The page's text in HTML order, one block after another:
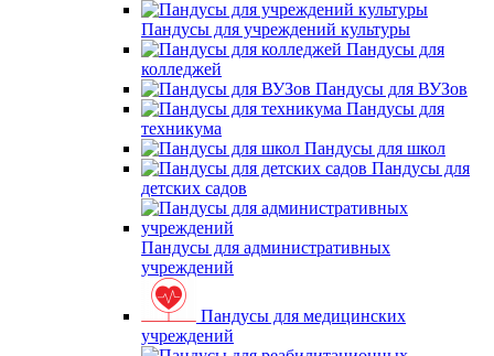
Пандусы для учреждений культуры
Пандусы для
колледжей
Пандусы для ВУЗов
Пандусы для
техникума
Пандусы для школ
Пандусы для
детских садов
Пандусы для административных
учреждений
Пандусы для медицинских
учреждений